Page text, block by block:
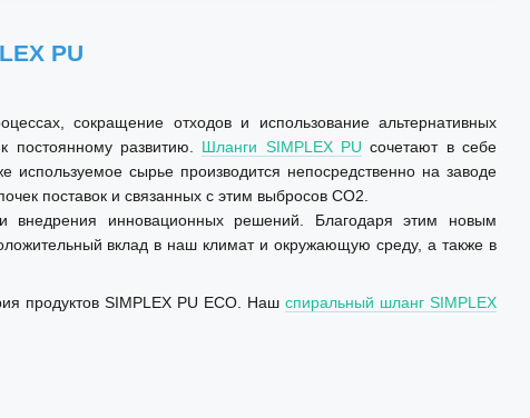
PU
сокращение отходов и использование альтернативных
постоянному развитию. Шланги SIMPLEX PU сочетают в себе
используемое сырье производится непосредственно на заводе
поставок и связанных с этим выбросов CO2.
инновационных решений. Благодаря этим новым
вклад в наш климат и окружающую среду, а также в
продуктов SIMPLEX PU ECO. Наш спиральный шланг SIMPLEX